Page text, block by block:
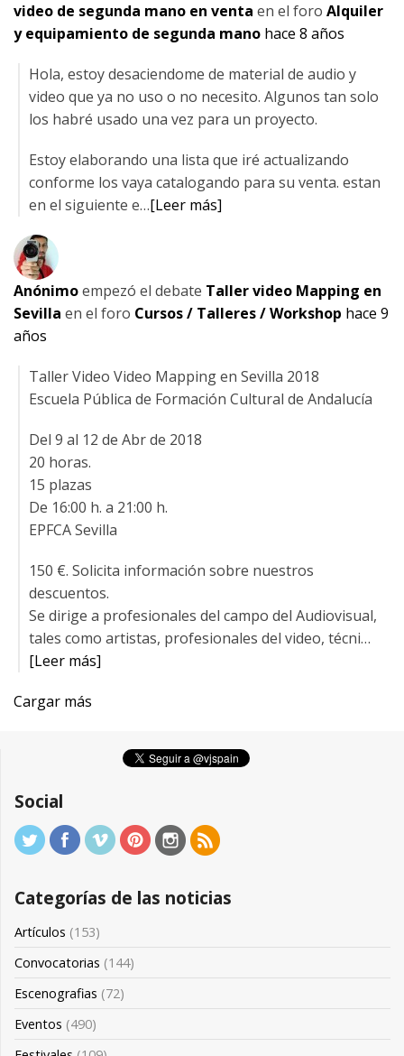
video de segunda mano en venta en el foro Alquiler
y equipamiento de segunda mano hace 8 años
Hola, estoy desaciendome de material de audio y
video que ya no uso o no necesito. Algunos tan solo
los habré usado una vez para un proyecto.
Estoy elaborando una lista que iré actualizando
conforme los vaya catalogando para su venta. estan
en el siguiente e…[Leer más]
Anónimoempezó el debate Taller video Mapping en
Sevilla en el foro Cursos / Talleres / Workshop hace 9
años
Taller Video Video Mapping en Sevilla 2018
Escuela Pública de Formación Cultural de Andalucía
Del 9 al 12 de Abr de 2018
20 horas.
15 plazas
De 16:00 h. a 21:00 h.
EPFCA Sevilla
150 €. Solicita información sobre nuestros
descuentos.
Se dirige a profesionales del campo del Audiovisual,
tales como artistas, profesionales del video, técni…
[Leer más]
Cargar más
Social
Categorías de las noticias
Artículos (153)
Convocatorias (144)
Escenografias (72)
Eventos (490)